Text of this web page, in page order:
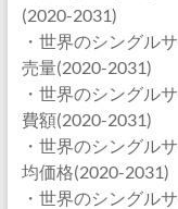
(2020-2031)
・世界のシングル
売量(2020-2031)
・世界のシングル
費額(2020-2031)
・世界のシングル
均価格(2020-2031)
・世界のシングル